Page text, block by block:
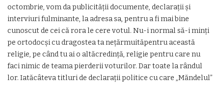
octombrie, vom da publicității documente, declarații și
interviuri fulminante, la adresa sa, pentru a fi mai bine
cunoscut de cei că rora le cere votul. Nu-i normal să-i minți
pe ortodocși cu dragostea ta nețărmuităpentru această
religie, pe când tu ai o altăcredință, religie pentru care nu
faci nimic de teama pierderii voturilor. Dar toate la rândul
lor. Iatăcâteva titluri de declarații politice cu care „Măndelul”